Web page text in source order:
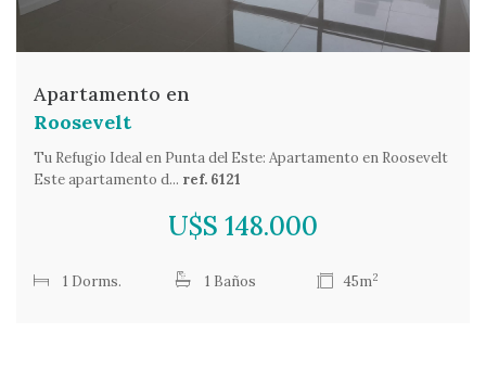
Apartamento en
Roosevelt
Tu Refugio Ideal en Punta del Este: Apartamento en Roosevelt
Este apartamento d... ref. 6121
U$S 148.000
1 Dorms. 1 Baños 45m2